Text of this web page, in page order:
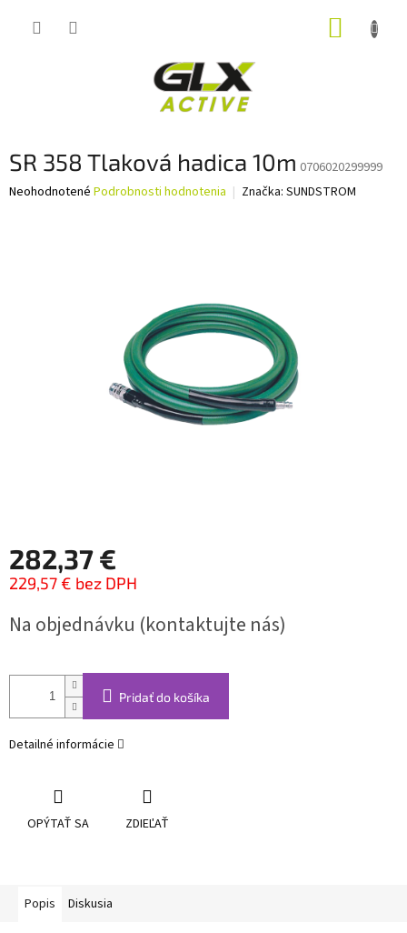
SR 358 Tlaková hadica 10m 0706020299999
Priemerné
Neohodnotené Podrobnosti hodnotenia Značka: SUNDSTROM
282,37 €
229,57 € bez DPH
cena:
Na objednávku (kontaktujte nás)
Pridať do košíka
Detailné informácie
OPÝTAŤ SA ZDIEĽAŤ
Popis Diskusia